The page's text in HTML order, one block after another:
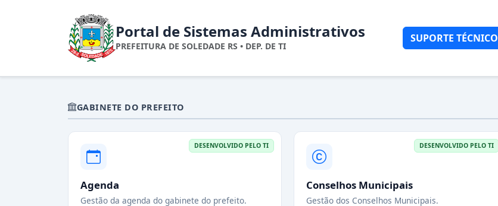
Portal de Sistemas Administrativos
PREFEITURA DE SOLEDADE RS • DEP. DE TI
SUPORTE TÉCNICO
GABINETE DO PREFEITO
DESENVOLVIDO PELO TI
Agenda
Gestão da agenda do gabinete do prefeito.
DESENVOLVIDO PELO TI
Conselhos Municipais
Gestão dos Conselhos Municipais.